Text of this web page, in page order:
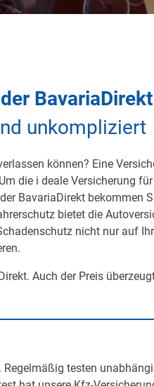
BavariaDirekt
unkompliziert
können? Eine
die i deale Versicherung
BavariaDirekt bekommen
bietet die
nicht nur auf
Auch der Preis
testen